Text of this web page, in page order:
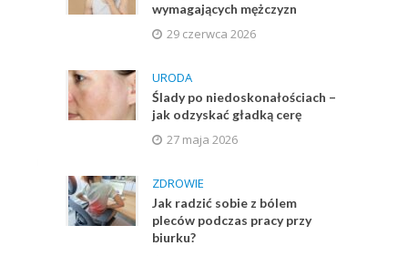
wymagających mężczyzn
29 czerwca 2026
URODA
Ślady po niedoskonałościach –
jak odzyskać gładką cerę
27 maja 2026
ZDROWIE
Jak radzić sobie z bólem
pleców podczas pracy przy
biurku?